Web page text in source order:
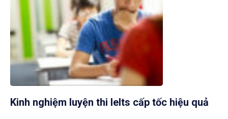
Kinh nghiệm luyện thi Ielts cấp tốc hiệu quả